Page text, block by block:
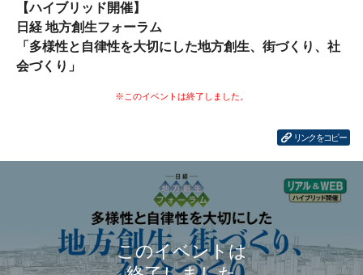
【ハイブリッド開催】
日経 地方創生フォーラム
「多様性と自律性を大切にした地方創生、街づくり、社
会づくり」
リンクをコピー